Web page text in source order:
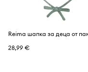
28,99 €